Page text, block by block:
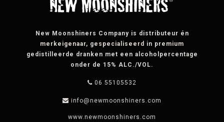
New Moonshiners Company is distributeur én
merkeigenaar, gespecialiseerd in premium
gedistilleerde dranken met een alcoholpercentage
onder de 15% ALC./VOL.
06 55105532
info@newmoonshiners.com